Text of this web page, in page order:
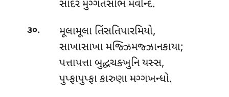
સાદર મુગ્ગતસોભ મવન્દિ.
૩૦. મૂલામૂલા તિંસતિપારમિયો,
સાખાસાખા મજ્ઝિમજ્ઝાનકાયા;
પત્તાપત્તા બુદ્ધચક્ખુનિ યસ્સ,
પુપ્ફાપુપ્ફા કારુણા મગ્ગખન્ધો.